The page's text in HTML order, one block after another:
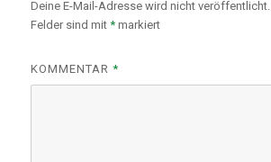
Deine E-Mail-Adresse wird nicht veröffentlicht.
Felder sind mit* markiert
KOMMENTAR*